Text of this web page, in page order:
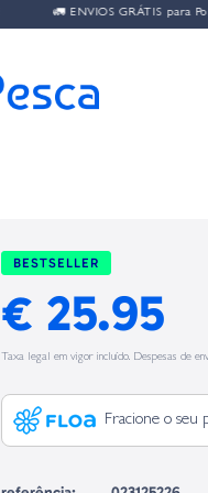
🚛 ENVIOS GRÁTIS para
BESTSELLER
€ 25.95
Taxa legal em vigor incluído. Despesas de
Fracione o